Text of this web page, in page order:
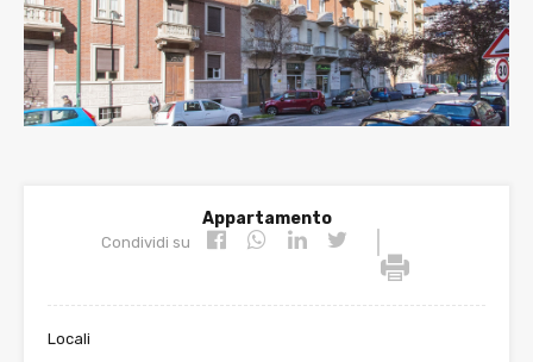
Appartamento
Condividi su
Locali